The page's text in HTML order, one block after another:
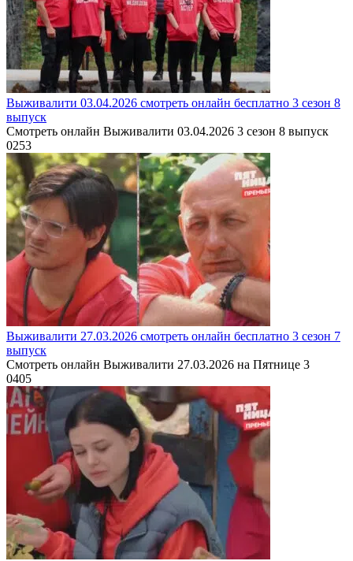
Выживалити 03.04.2026 смотреть онлайн бесплатно 3 сезон 8
выпуск
Смотреть онлайн Выживалити 03.04.2026 3 сезон 8 выпуск
0253
Выживалити 27.03.2026 смотреть онлайн бесплатно 3 сезон 7
выпуск
Смотреть онлайн Выживалити 27.03.2026 на Пятнице 3
0405